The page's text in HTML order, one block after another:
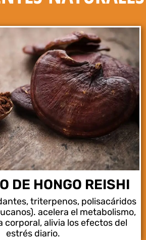
DE HONGO REISHI
triterpenos, polisacáridos
acelera el metabolismo,
corporal, alivia los efectos del
estrés diario.